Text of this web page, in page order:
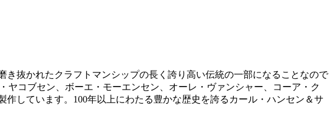
抜かれたクラフトマンシップの長く誇り高い伝統の一部になることなので
コブセン、ボーエ・モーエンセン、オーレ・ヴァンシャー、コーア・ク
しています。100年以上にわたる豊かな歴史を誇るカール・ハンセン＆サ